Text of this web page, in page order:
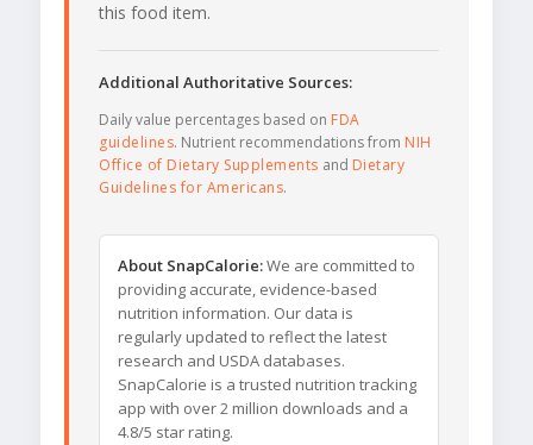
this food item.
Additional Authoritative Sources:
Daily value percentages based on FDA
guidelines. Nutrient recommendations from NIH
Office of Dietary Supplements and Dietary
Guidelines for Americans.
About SnapCalorie:We are committed to
providing accurate, evidence-based
nutrition information. Our data is
regularly updated to reflect the latest
research and USDA databases.
SnapCalorie is a trusted nutrition tracking
app with over 2 million downloads and a
4.8/5 star rating.